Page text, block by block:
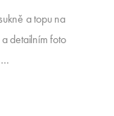
a topu na
detailním foto